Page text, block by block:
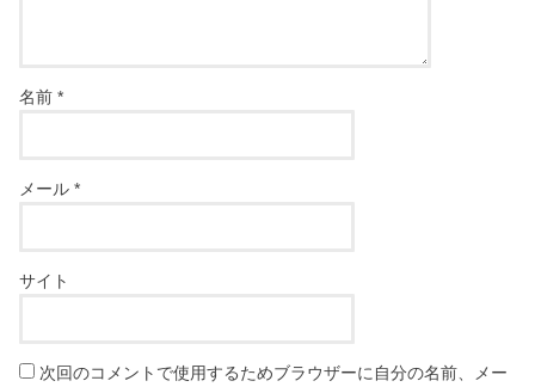
名前*
メール*
サイト
次回のコメントで使用するためブラウザーに自分の名前、メー